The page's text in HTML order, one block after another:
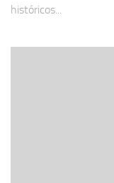
históricos...